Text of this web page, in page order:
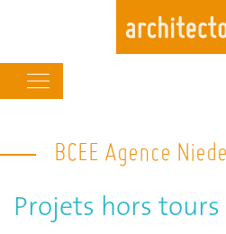
main
navigation
BCEE Agence
Projets hors